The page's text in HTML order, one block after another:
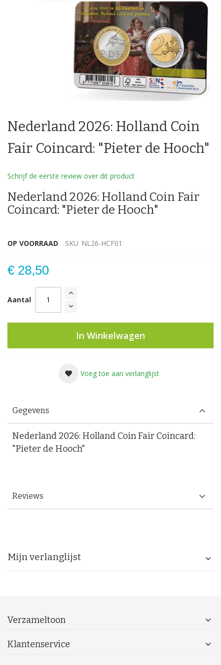
het
van
de
gallerij
Nederland 2026: Holland Coin
Fair Coincard: "Pieter de Hooch"
Schrijf de eerste review over dit product
Nederland 2026: Holland Coin Fair
Coincard: "Pieter de Hooch"
OP VOORRAAD SKU NL26-HCF01
€ 28,50
Aantal
In Winkelwagen
Voeg toe aan verlanglijst
Gegevens
Nederland 2026: Holland Coin Fair Coincard:
"Pieter de Hooch"
Reviews
Mijn verlanglijst
Verzameltoon
Klantenservice